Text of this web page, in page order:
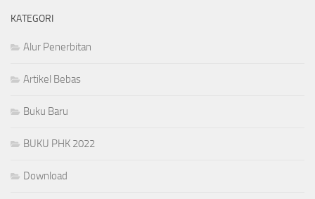
KATEGORI
Alur Penerbitan
Artikel Bebas
Buku Baru
BUKU PHK 2022
Download